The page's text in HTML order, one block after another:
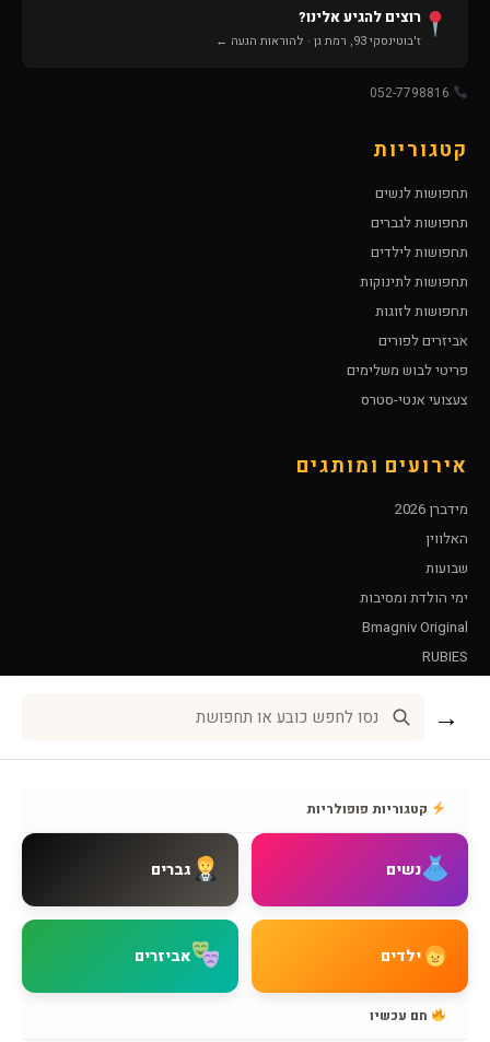
רוצים להגיע אלינו?
ז'בוטינסקי 93, רמת גן · להוראות הגעה ←
קטגוריות
תחפושות לנשים
תחפושות לגברים
תחפושות לילדים
תחפושות לתינוקות
תחפושות לזוגות
אביזרים לפורים
פריטי לבוש משלימים
צעצועי אנטי-סטרס
אירועים ומותגים
מידברן 2026
האלווין
שבועות
ימי הולדת ומסיבות
Bmagniv Original
RUBIES
שירות לקוחות
צור קשר
שאלות נפוצות
מדיניות החזרות
מדיניות פרטיות
→
קטגוריות פופולריות
נשים גברים
ילדים אביזרים
חם עכשיו